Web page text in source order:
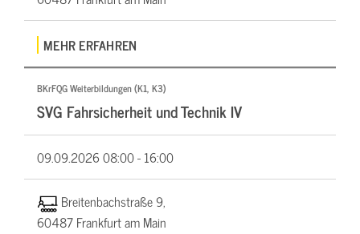
MEHR ERFAHREN
BKrFQG Weiterbildungen (K1, K3)
SVG Fahrsicherheit und Technik IV
09.09.202608:00 - 16:00
Breitenbachstraße 9,
60487 Frankfurt am Main